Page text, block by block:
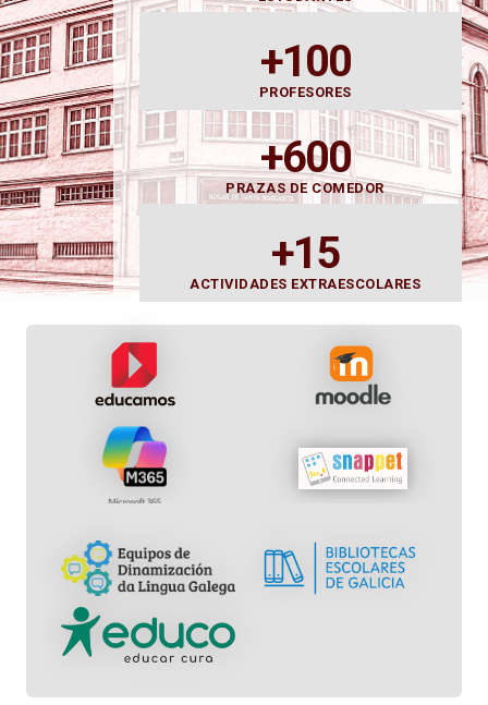
+100
PROFESORES
+600
PRAZAS DE COMEDOR
+15
ACTIVIDADES EXTRAESCOLARES